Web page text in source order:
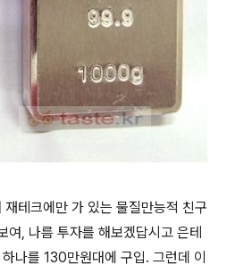
테크에만 가 있는 물질만능적 친구
여, 나름 투자를 해보겠답시고 은테
나를 130만원대에 구입. 그런데 이